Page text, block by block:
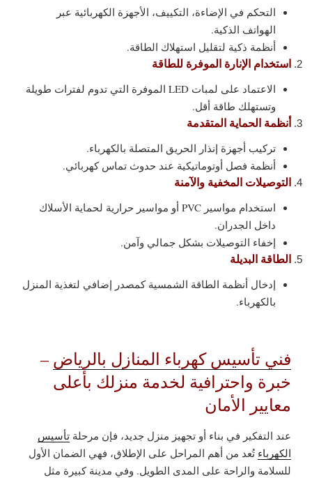
التحكم في الإضاءة، التكييف، الأجهزة الكهربائية عبر
الهواتف الذكية.
أنظمة ذكية لتقليل استهلاك الطاقة.
استخدام الإنارة الموفرة للطاقة
الاعتماد على لمبات LED الموفرة التي تدوم لفترات طويلة
وتستهلك طاقة أقل.
أنظمة الحماية المتقدمة
تركيب أجهزة إنذار الحريق المتصلة بالكهرباء.
أنظمة فصل أوتوماتيكية عند حدوث تماس كهربائي.
التوصيلات المخفية والآمنة
استخدام مواسير PVC أو مواسير حرارية لحماية الأسلاك
داخل الجدران.
إخفاء التوصيلات بشكل جمالي وآمن.
الطاقة البديلة
إدخال أنظمة الطاقة الشمسية كمصدر إضافي لتغذية المنزل
بالكهرباء.
فني تأسيس كهرباء المنازل بالرياض –
خبرة واحترافية لخدمة منزلك بأعلى
معايير الأمان
عند التفكير في بناء أو تجهيز منزل جديد، فإن مرحلة تأسيس
الكهرباء تُعد من أهم المراحل على الإطلاق، فهي الضمان الأول
للسلامة والراحة على المدى الطويل. وفي مدينة كبيرة مثل